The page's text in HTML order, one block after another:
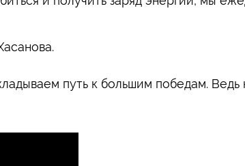
путь к большим победам. Ведь